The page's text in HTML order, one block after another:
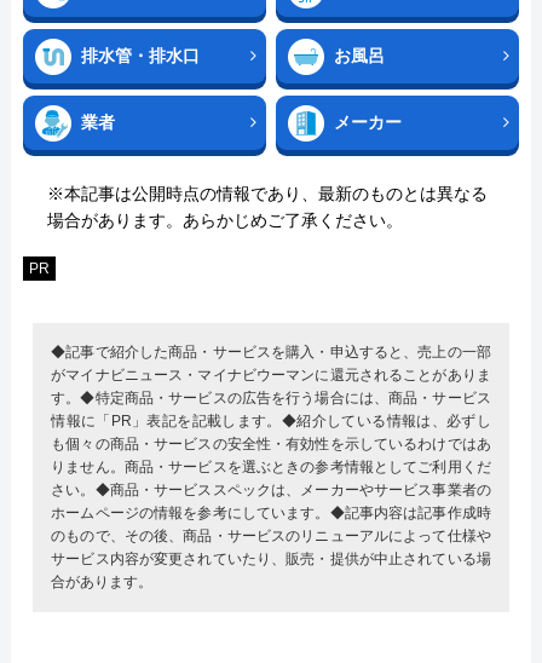
排水管・排水口 お風呂
業者 メーカー
※本記事は公開時点の情報であり、最新のものとは異なる
場合があります。あらかじめご了承ください。
PR
◆記事で紹介した商品・サービスを購入・申込すると、売上の一部
がマイナビニュース・マイナビウーマンに還元されることがありま
す。◆特定商品・サービスの広告を行う場合には、商品・サービス
情報に「PR」表記を記載します。◆紹介している情報は、必ずし
も個々の商品・サービスの安全性・有効性を示しているわけではあ
りません。商品・サービスを選ぶときの参考情報としてご利用くだ
さい。◆商品・サービススペックは、メーカーやサービス事業者の
ホームページの情報を参考にしています。◆記事内容は記事作成時
のもので、その後、商品・サービスのリニューアルによって仕様や
サービス内容が変更されていたり、販売・提供が中止されている場
合があります。